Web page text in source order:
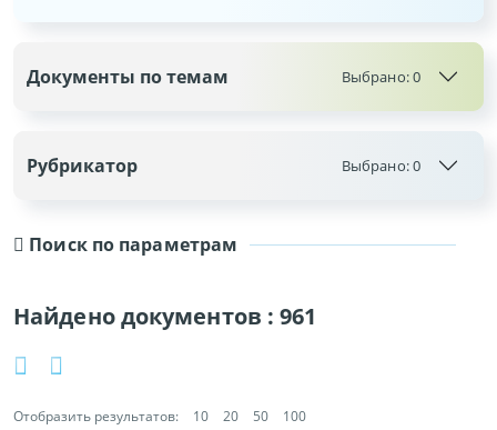
Поиск по параметрам
Найдено документов :961
Отобразить результатов: 10 20 50
100
Документы по темам Выбрано:0
Рубрикатор Выбрано:0